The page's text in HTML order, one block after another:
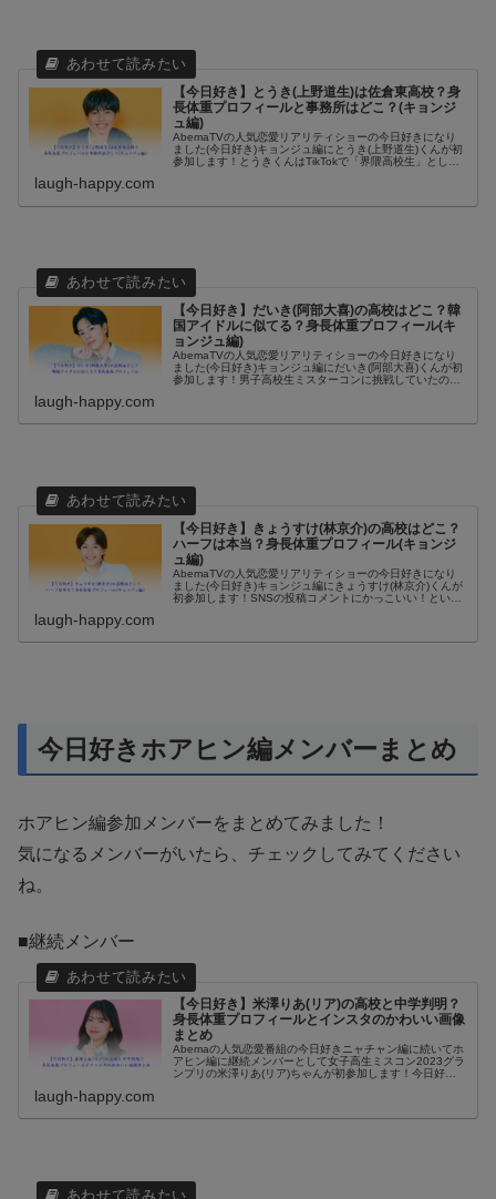
【今日好き】とうき(上野道生)は佐倉東高校？身
長体重プロフィールと事務所はどこ？(キョンジ
ュ編)
AbemaTVの人気恋愛リアリティショーの今日好きになり
ました(今日好き)キョンジュ編にとうき(上野道生)くんが初
参加します！とうきくんはTikTokで「界隈高校生」として
laugh-happy.com
【今日好き】だいき(阿部大喜)の高校はどこ？韓
国アイドルに似てる？身長体重プロフィール(キ
ョンジュ編)
AbemaTVの人気恋愛リアリティショーの今日好きになり
ました(今日好き)キョンジュ編にだいき(阿部大喜)くんが初
参加します！男子高校生ミスターコンに挑戦していたの
laugh-happy.com
【今日好き】きょうすけ(林京介)の高校はどこ？
ハーフは本当？身長体重プロフィール(キョンジ
ュ編)
AbemaTVの人気恋愛リアリティショーの今日好きになり
ました(今日好き)キョンジュ編にきょうすけ(林京介)くんが
初参加します！SNSの投稿コメントにかっこいい！という
laugh-happy.com
今日好きホアヒン編メンバーまとめ
ホアヒン編参加メンバーをまとめてみました！
気になるメンバーがいたら、チェックしてみてください
ね。
■継続メンバー
【今日好き】米澤りあ(リア)の高校と中学判明？
身長体重プロフィールとインスタのかわいい画像
まとめ
Abemaの人気恋愛番組の今日好きニャチャン編に続いてホ
アヒン編に継続メンバーとして女子高生ミスコン2023グラ
ンプリの米澤りあ(リア)ちゃんが初参加します！今日好き
laugh-happy.com